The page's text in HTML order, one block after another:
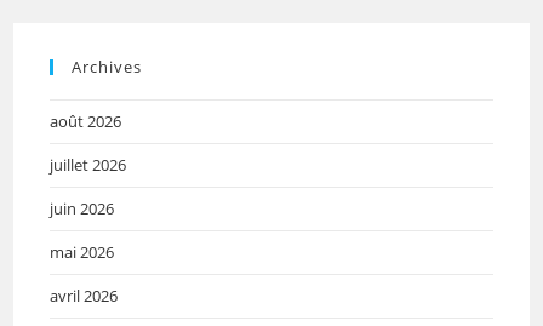
Archives
août 2026
juillet 2026
juin 2026
mai 2026
avril 2026